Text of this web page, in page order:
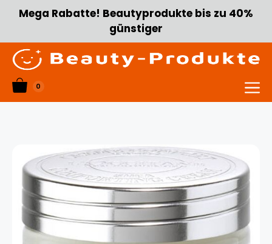
Zum
Inhalt
Mega Rabatte! Beautyprodukte bis zu 40%
günstiger
0
Menü